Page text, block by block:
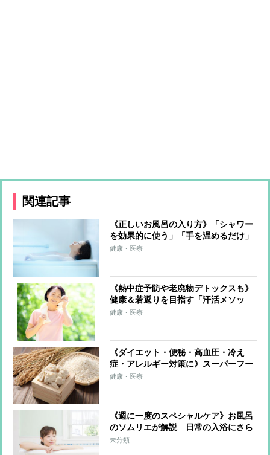
関連記事
《正しいお風呂の入り方》「シャワー
を効果的に使う」「手を温めるだけ」
「塩とアロマを活用」で心も体もデト
健康・医療
《熱中症予防や老廃物デトックスも》
健康＆若返りを目指す「汗活メソッ
ド」のポイント「6～8時間の睡眠をし
健康・医療
《ダイエット・便秘・高血圧・冷え
症・アレルギー対策に》スーパーフー
ド「酒粕」驚きの発酵パワーを解説！
健康・医療
《週に一度のスペシャルケア》お風呂
のソムリエが解説 日常の入浴にさら
なる健康効果を目指す「温冷交代浴」
未分類